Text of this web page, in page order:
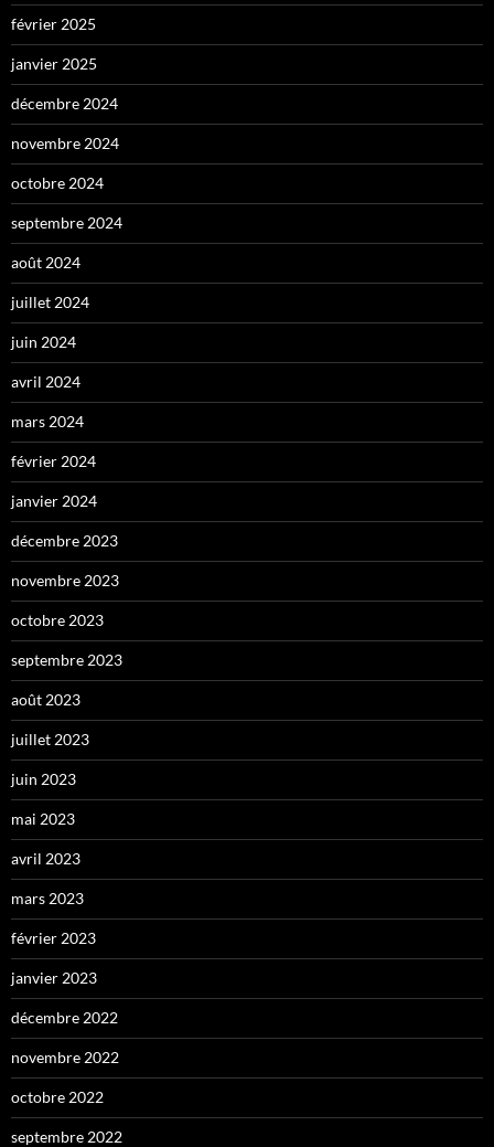
février 2025
janvier 2025
décembre 2024
novembre 2024
octobre 2024
septembre 2024
août 2024
juillet 2024
juin 2024
avril 2024
mars 2024
février 2024
janvier 2024
décembre 2023
novembre 2023
octobre 2023
septembre 2023
août 2023
juillet 2023
juin 2023
mai 2023
avril 2023
mars 2023
février 2023
janvier 2023
décembre 2022
novembre 2022
octobre 2022
septembre 2022